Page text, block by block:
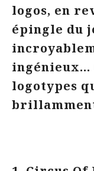
logos, en
épingle du
ingénieux…
logotypes